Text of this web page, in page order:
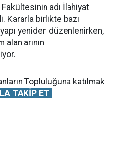
adı İlahiyat
Kararla birlikte bazı
yeniden düzenlenirken,
Topluluğuna katılmak
TAKİP ET